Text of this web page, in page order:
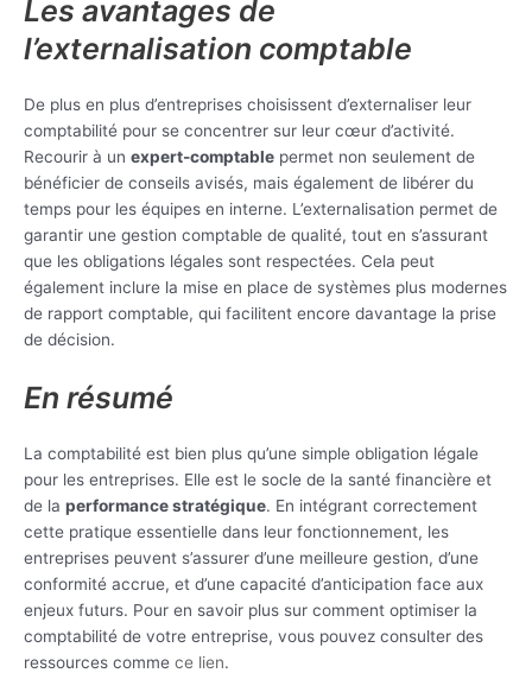
Les avantages de
l’externalisation comptable
De plus en plus d’entreprises choisissent d’externaliser leur
comptabilité pour se concentrer sur leur cœur d’activité.
Recourir à un expert-comptable permet non seulement de
bénéficier de conseils avisés, mais également de libérer du
temps pour les équipes en interne. L’externalisation permet de
garantir une gestion comptable de qualité, tout en s’assurant
que les obligations légales sont respectées. Cela peut
également inclure la mise en place de systèmes plus modernes
de rapport comptable, qui facilitent encore davantage la prise
de décision.
En résumé
La comptabilité est bien plus qu’une simple obligation légale
pour les entreprises. Elle est le socle de la santé financière et
de la performance stratégique. En intégrant correctement
cette pratique essentielle dans leur fonctionnement, les
entreprises peuvent s’assurer d’une meilleure gestion, d’une
conformité accrue, et d’une capacité d’anticipation face aux
enjeux futurs. Pour en savoir plus sur comment optimiser la
comptabilité de votre entreprise, vous pouvez consulter des
ressources comme ce lien.